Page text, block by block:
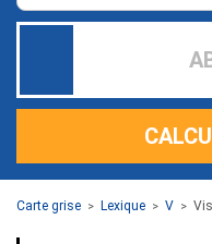
Carte grise > Lexique > V >